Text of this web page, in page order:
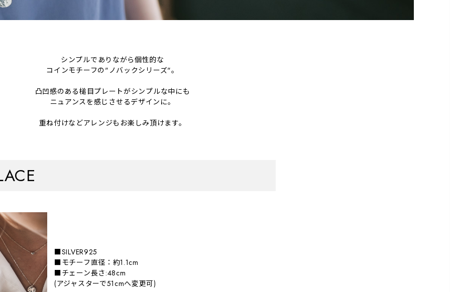
シンプルでありながら個性的な
コインモチーフの"ノバックシリーズ"。
凸凹感のある槌目プレートがシンプルな中にも
ニュアンスを感じさせるデザインに。
重ね付けなどアレンジもお楽しみ頂けます。
■SILVER925
■モチーフ直径：約1.1cm
■チェーン長さ:48cm
(アジャスターで51cmへ変更可)